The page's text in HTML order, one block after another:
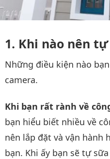
Khi nào nên
Những điều kiện nào
camera.
Khi bạn rất rành về
bạn hiểu biết nhiều về
nên lắp đặt và vận hành
bạn. Khi ấy bạn sẽ tự